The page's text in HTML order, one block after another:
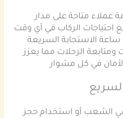
عملاء متاحة على مدار
احتياجات الركاب في أي وقت
ويتيح تاكسي الشعب 24 ساعة الاستجابة السريعة
الرحلات مما يعزز
في كل مشوار
الشعب أو استخدام حجز